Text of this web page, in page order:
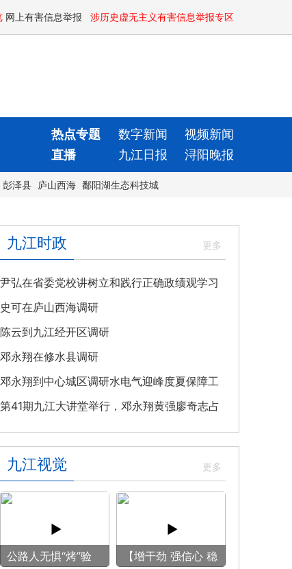
网上有害信息举报 涉历史虚无主义有害信息举报专区
热点专题 数字新闻
视频新闻
直播 九江日报 浔阳晚报
彭泽县 庐山西海 鄱阳湖生态科技城
九江时政
尹弘在省委党校讲树立和践行正确政绩观学习
教育专题党课
史可在庐山西海调研
陈云到九江经开区调研
邓永翔在修水县调研
邓永翔到中心城区调研水电气迎峰度夏保障工
作
第41期九江大讲堂举行，邓永翔黄强廖奇志占
勇出席
九江视觉
公路人无惧“烤”验
【增干劲 强信心 稳